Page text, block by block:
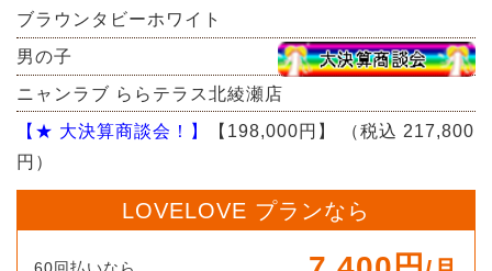
ブラウンタビーホワイト
男の子
ニャンラブ ららテラス北綾瀬店
【★ 大決算商談会！】
【198,000円】
（税込 217,800
円）
LOVELOVE プランなら